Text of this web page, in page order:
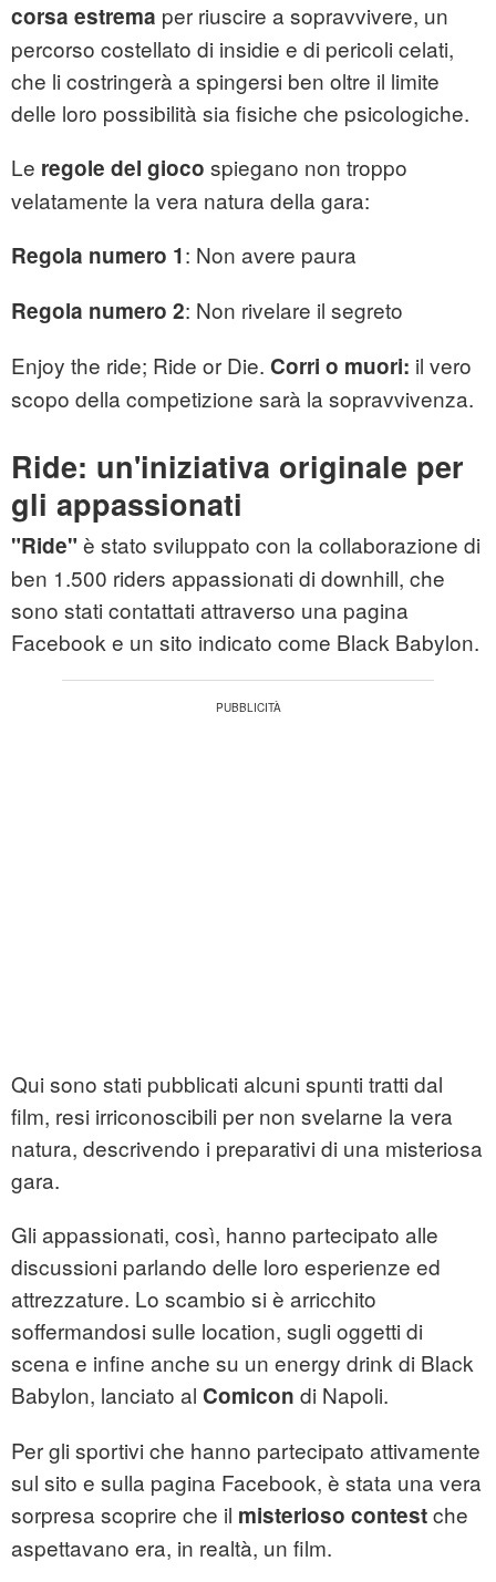
corsa estrema per riuscire a sopravvivere, un
percorso costellato di insidie e di pericoli celati,
che li costringerà a spingersi ben oltre il limite
delle loro possibilità sia fisiche che psicologiche.
Le regole del gioco spiegano non troppo
velatamente la vera natura della gara:
Regola numero 1: Non avere paura
Regola numero 2: Non rivelare il segreto
Enjoy the ride; Ride or Die. Corri o muori: il vero
scopo della competizione sarà la sopravvivenza.
Ride: un'iniziativa originale per
gli appassionati
"Ride" è stato sviluppato con la collaborazione di
ben 1.500 riders appassionati di downhill, che
sono stati contattati attraverso una pagina
Facebook e un sito indicato come Black Babylon.
Qui sono stati pubblicati alcuni spunti tratti dal
film, resi irriconoscibili per non svelarne la vera
natura, descrivendo i preparativi di una misteriosa
gara.
Gli appassionati, così, hanno partecipato alle
discussioni parlando delle loro esperienze ed
attrezzature. Lo scambio si è arricchito
soffermandosi sulle location, sugli oggetti di
scena e infine anche su un energy drink di Black
Babylon, lanciato al Comicon di Napoli.
Per gli sportivi che hanno partecipato attivamente
sul sito e sulla pagina Facebook, è stata una vera
sorpresa scoprire che il misterioso contestche
aspettavano era, in realtà, un film.